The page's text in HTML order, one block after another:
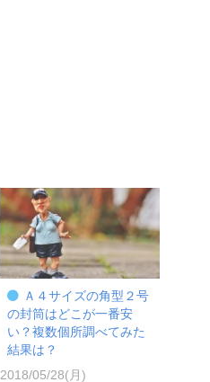
Ａ４サイズの角型２号
の封筒はどこが一番安
い？複数個所調べてみた
結果は？
2018/05/28(月)